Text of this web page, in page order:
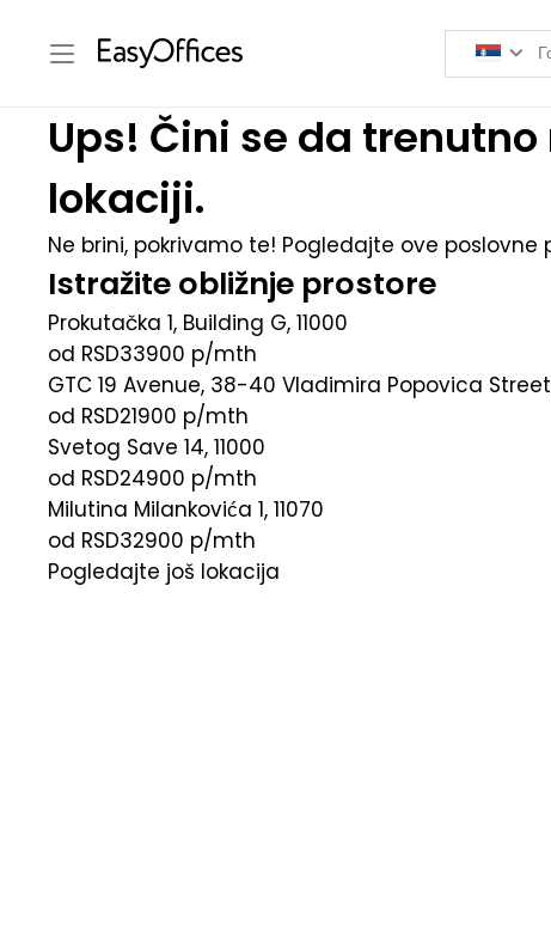
Ups! Čini se da
lokaciji.
Ne brini, pokrivamo te! Pogledajte ove
Istražite obližnje prostore
Prokutačka 1, Building G, 11000
od RSD33900 p/mth
GTC 19 Avenue, 38-40 Vladimira Popovica Street,
od RSD21900 p/mth
Svetog Save 14, 11000
od RSD24900 p/mth
Milutina Milankovića 1, 11070
od RSD32900 p/mth
Pogledajte još lokacija